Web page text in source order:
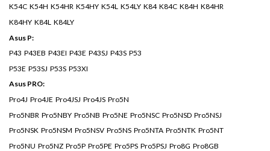
K54C K54H K54HR K54HY K54L K54LY K84 K84C K84H K84HR
K84HY K84L K84LY
Asus P:
P43 P43EB P43EI P43E P43SJ P43S P53
P53E P53SJ P53S P53XI
Asus PRO:
Pro4J Pro4JE Pro4JSJ Pro4JS Pro5N
Pro5NBR Pro5NBY Pro5NB Pro5NE Pro5NSC Pro5NSD Pro5NSJ
Pro5NSK Pro5NSM Pro5NSV Pro5NS Pro5NTA Pro5NTK Pro5NT
Pro5NU Pro5NZ Pro5P Pro5PE Pro5PS Pro5PSJ Pro8G Pro8GB